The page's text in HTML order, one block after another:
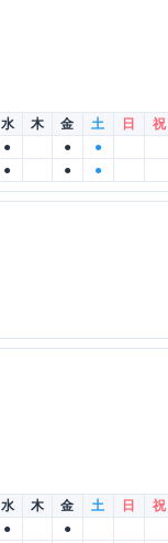
水 木 金 土 日
祝
● ●
●
● ● ●
水 木 金 土 日
祝
●
●